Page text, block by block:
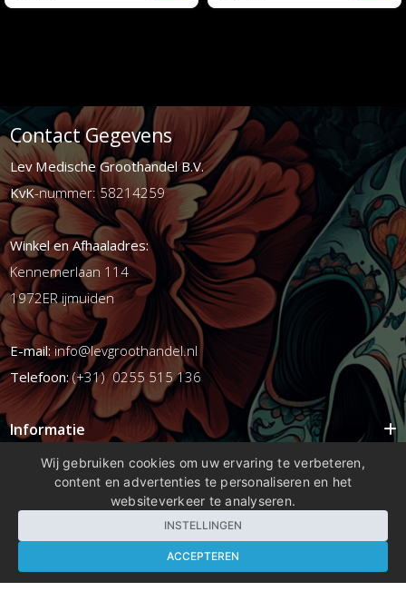
Contact Gegevens
Lev Medische Groothandel B.V.
KvK-nummer: 58214259
Winkel en Afhaaladres:
Kennemerlaan 114
1972ER ijmuiden
E-mail:info@levgroothandel.nl
Telefoon:(+31) 0255 515 136
Informatie
Mijn account
Wij gebruiken cookies om uw ervaring te verbeteren,
content en advertenties te personaliseren en het
websiteverkeer te analyseren.
INSTELLINGEN
ACCEPTEREN